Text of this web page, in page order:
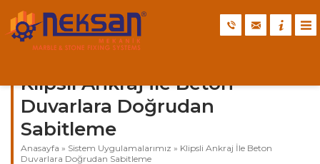
Klipsli Ankraj İle Beton
Duvarlara Doğrudan
Sabitleme
Anasayfa » Sistem Uygulamalarımız » Klipsli Ankraj İle Beton
Duvarlara Doğrudan Sabitleme